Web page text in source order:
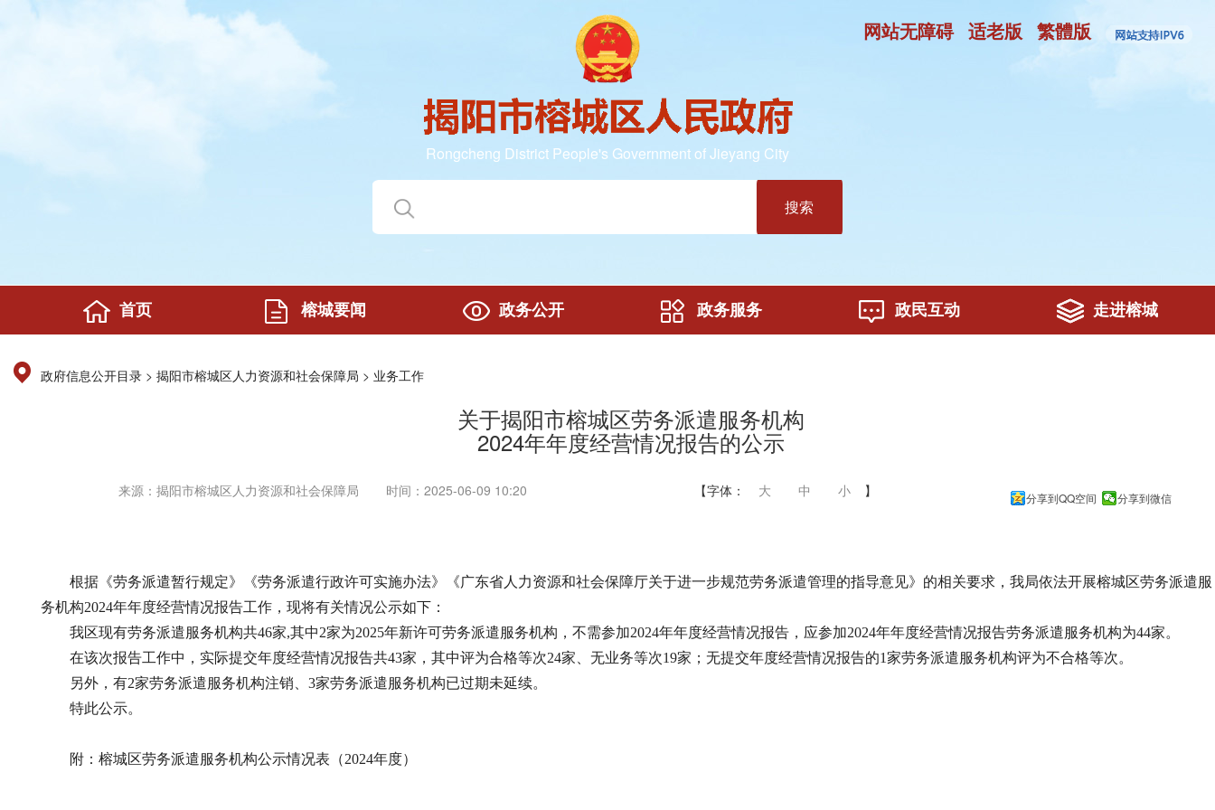
网站无障碍 适老版 繁體版
Rongcheng District People's Government of Jieyang City
搜索
首页 榕城要闻 政务公开 政务服务 政民互动 走进榕城
政府信息公开目录 > 揭阳市榕城区人力资源和社会保障局 > 业务工作
关于揭阳市榕城区劳务派遣服务机构
2024年年度经营情况报告的公示
来源：揭阳市榕城区人力资源和社会保障局 时间：2025-06-09 10:20 【字体： 大 中 小 】 分享到QQ空间 分享到微信
根据《劳务派遣暂行规定》《劳务派遣行政许可实施办法》《广东省人力资源和社会保障厅关于进一步规范劳务派遣管理的指导意见》的相关要求，我局依法开展榕城区劳务派遣服
务机构2024年年度经营情况报告工作，现将有关情况公示如下：
我区现有劳务派遣服务机构共46家,其中2家为2025年新许可劳务派遣服务机构，不需参加2024年年度经营情况报告，应参加2024年年度经营情况报告劳务派遣服务机构为44家。
在该次报告工作中，实际提交年度经营情况报告共43家，其中评为合格等次24家、无业务等次19家；无提交年度经营情况报告的1家劳务派遣服务机构评为不合格等次。
另外，有2家劳务派遣服务机构注销、3家劳务派遣服务机构已过期未延续。
特此公示。
附：榕城区劳务派遣服务机构公示情况表（2024年度）